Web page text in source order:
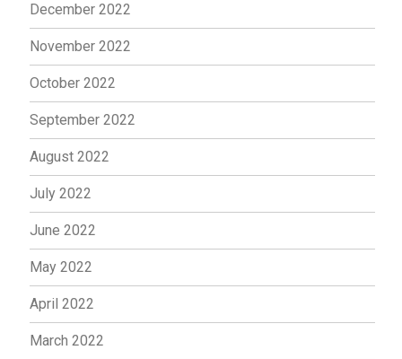
December 2022
November 2022
October 2022
September 2022
August 2022
July 2022
June 2022
May 2022
April 2022
March 2022